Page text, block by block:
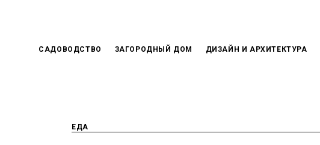
САДОВОДСТВО ЗАГОРОДНЫЙ ДОМ ДИЗАЙН И АРХИТЕКТУРА
ЕДА